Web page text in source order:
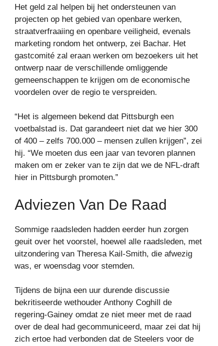
Het geld zal helpen bij het ondersteunen van
projecten op het gebied van openbare werken,
straatverfraaiing en openbare veiligheid, evenals
marketing rondom het ontwerp, zei Bachar. Het
gastcomité zal eraan werken om bezoekers uit het
ontwerp naar de verschillende omliggende
gemeenschappen te krijgen om de economische
voordelen over de regio te verspreiden.
“Het is algemeen bekend dat Pittsburgh een
voetbalstad is. Dat garandeert niet dat we hier 300
of 400 – zelfs 700.000 – mensen zullen krijgen”, zei
hij. “We moeten dus een jaar van tevoren plannen
maken om er zeker van te zijn dat we de NFL-draft
hier in Pittsburgh promoten.”
Adviezen Van De Raad
Sommige raadsleden hadden eerder hun zorgen
geuit over het voorstel, hoewel alle raadsleden, met
uitzondering van Theresa Kail-Smith, die afwezig
was, er woensdag voor stemden.
Tijdens de bijna een uur durende discussie
bekritiseerde wethouder Anthony Coghill de
regering-Gainey omdat ze niet meer met de raad
over de deal had gecommuniceerd, maar zei dat hij
zich ertoe had verbonden dat de Steelers voor de